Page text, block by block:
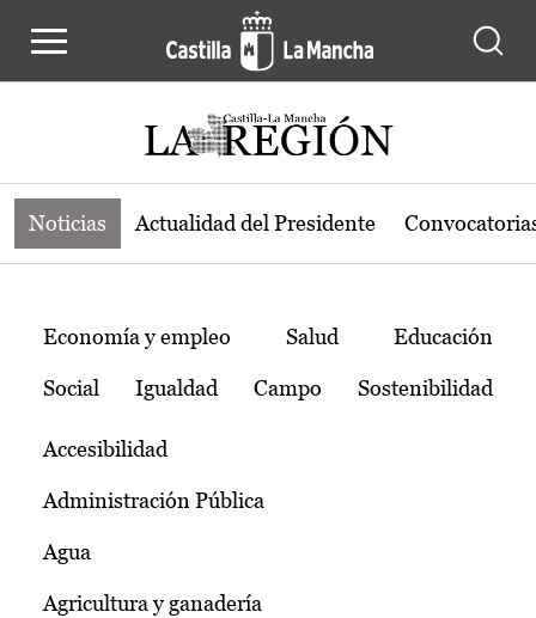
Noticias de la región de Castilla-La
Noticias Actualidad del Presidente
Temas
Economía y empleo Salud Educación
Social Igualdad Campo Sostenibilidad
Accesibilidad
Administración Pública
Agua
Agricultura y ganadería